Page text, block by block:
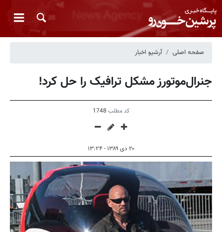
صفحه اصلی آرشیو اخبار
جنرال‌موتورز مشکل ترافیک را حل کرد!
کد مطلب 1748
۲۰ دی ۱۳۸۹ - ۱۳:۲۴